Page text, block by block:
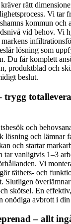
rätt
Vi tar
kommun och
vid behov. Vi
lösning som
Du får komplett
produktblad och
beslut.
trygg
och
lösning och lämnar
och startar
vanligtvis 1–3
Vi
täthets- och
Slutligen
skötsel. En
onödiga avbrott i
– allt